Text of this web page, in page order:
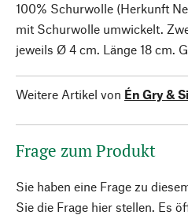
100% Schurwolle (Herkunft
mit Schurwolle umwickelt.
jeweils Ø 4 cm. Länge 18 cm.
Weitere Artikel von Én Gry &
Frage zum Produkt
Sie haben eine Frage zu
Sie die Frage hier stellen. Es